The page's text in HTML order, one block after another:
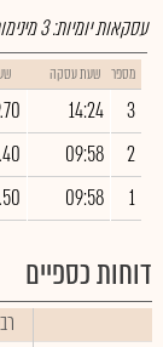
עסקאות יומיות:3
מספר שעת עסקה
3
14:24
2
09:58
1
09:58
דוחות כספיים